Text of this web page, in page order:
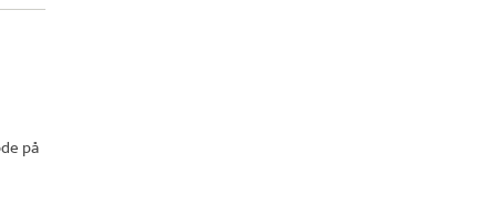
på